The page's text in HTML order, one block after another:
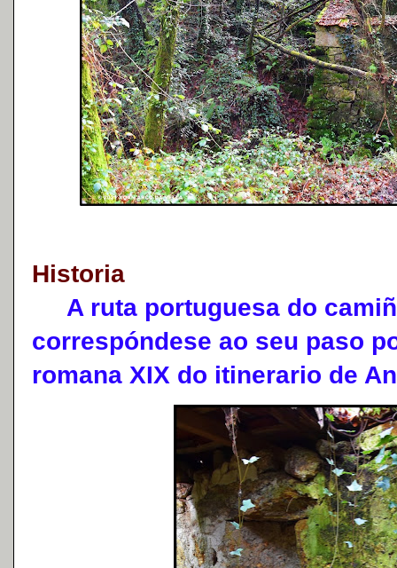
Historia
A ruta portuguesa do
correspóndese ao seu paso
romana XIX do itinerario de